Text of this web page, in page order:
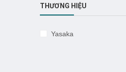
THƯƠNG HIỆU
Yasaka